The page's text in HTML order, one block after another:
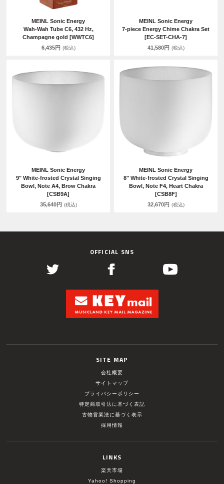
MEINL Sonic Energy
Wah-Wah Tube C6, 432 Hz,
Champagne gold [WWTC6]
6,435円 (税込)
MEINL Sonic Energy
7-piece Energy Chime Chakra Set
[EC-SET-CHA-7]
41,580円 (税込)
MEINL Sonic Energy
9" White-frosted Crystal Singing
Bowl, Note A4, Brow Chakra
[CSB9A]
35,640円 (税込)
MEINL Sonic Energy
8" White-frosted Crystal Singing
Bowl, Note F4, Heart Chakra
[CSB8F]
32,670円 (税込)
OFFICIAL SNS
SITE MAP
会社概要
サイトマップ
プライバシーポリシー
特定商取引法に基づく表記
古物営業法に基づく表示
採用情報
LINKS
楽天市場
Yahoo! Shopping